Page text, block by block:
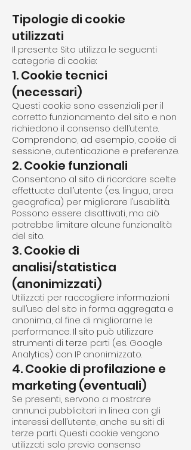
Tipologie di cookie
utilizzati
Il presente Sito utilizza le seguenti
categorie di cookie:
1. Cookie tecnici
(necessari)
Questi cookie sono essenziali per il
corretto funzionamento del sito e non
richiedono il consenso dell’utente.
Comprendono, ad esempio, cookie di
sessione, autenticazione e preferenze.
2. Cookie funzionali
Consentono al sito di ricordare scelte
effettuate dall’utente (es. lingua, area
geografica) per migliorare l’usabilità.
Possono essere disattivati, ma ciò
potrebbe limitare alcune funzionalità
del sito.
3. Cookie di
analisi/statistica
(anonimizzati)
Utilizzati per raccogliere informazioni
sull’uso del sito in forma aggregata e
anonima, al fine di migliorarne le
performance. Il sito può utilizzare
strumenti di terze parti (es. Google
Analytics) con IP anonimizzato.
4. Cookie di profilazione e
marketing (eventuali)
Se presenti, servono a mostrare
annunci pubblicitari in linea con gli
interessi dell’utente, anche su siti di
terze parti. Questi cookie vengono
utilizzati solo previo consenso